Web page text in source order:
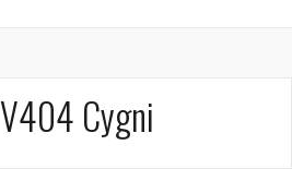
V404 Cygni